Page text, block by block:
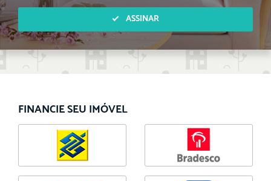
ASSINAR
FINANCIE SEU IMÓVEL